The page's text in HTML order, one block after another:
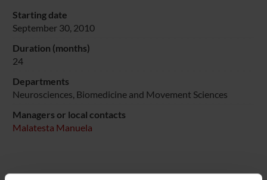
Starting date
September 30, 2010
Duration (months)
24
Departments
Neurosciences, Biomedicine and Movement Sciences
Managers or local contacts
Malatesta Manuela